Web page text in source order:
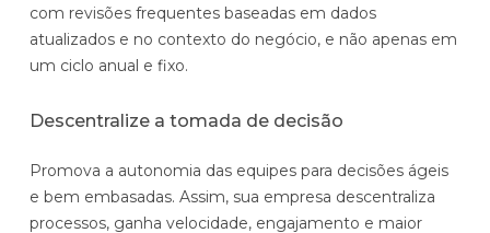
com revisões frequentes baseadas em dados
atualizados e no contexto do negócio, e não apenas em
um ciclo anual e fixo.
Descentralize a tomada de decisão
Promova a autonomia das equipes para decisões ágeis
e bem embasadas. Assim, sua empresa descentraliza
processos, ganha velocidade, engajamento e maior